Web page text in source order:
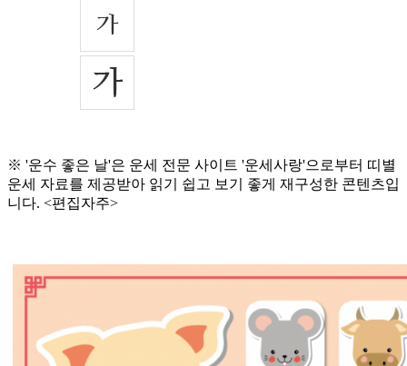
※ '운수 좋은 날'은 운세 전문 사이트 '운세사랑'으로부터 띠별
운세 자료를 제공받아 읽기 쉽고 보기 좋게 재구성한 콘텐츠입
니다. <편집자주>